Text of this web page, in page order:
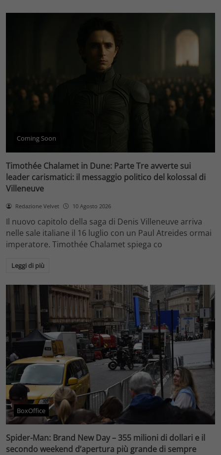
Coming Soon
Timothée Chalamet in Dune: Parte Tre avverte sui
leader carismatici: il messaggio politico del kolossal di
Villeneuve
Redazione Velvet 10 Agosto 2026
Il nuovo capitolo della saga di Denis Villeneuve arriva
nelle sale italiane il 16 luglio con un Paul Atreides ormai
imperatore. Timothée Chalamet spiega co
Leggi di più
BoxOffice
Spider-Man: Brand New Day – 355 milioni di dollari e il
secondo weekend d’apertura più grande di sempre